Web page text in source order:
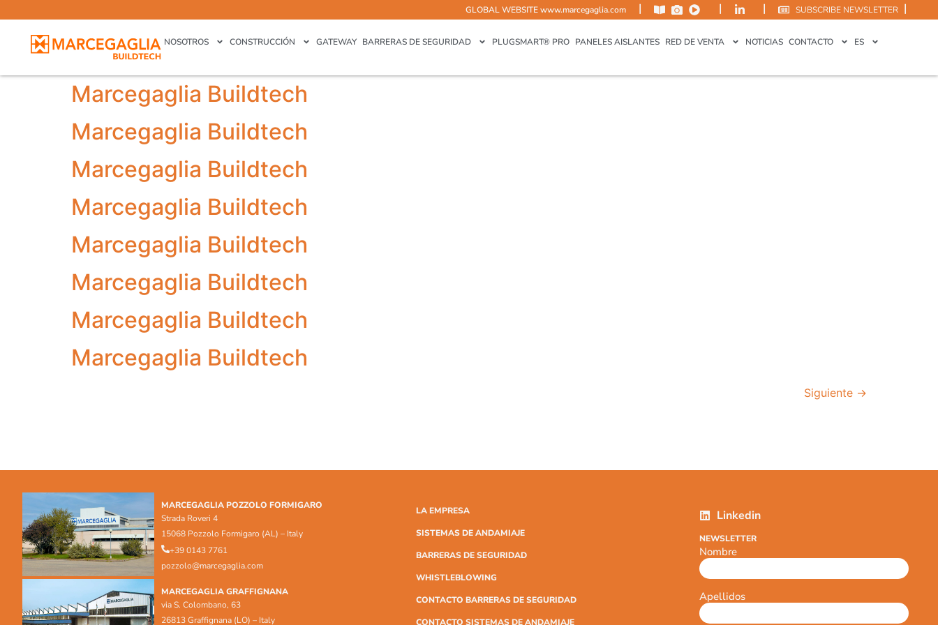
GLOBAL WEBSITEwww.marcegaglia.com | | | SUBSCRIBE NEWSLETTER |
NOSOTROS CONSTRUCCIÓN GATEWAY BARRERAS DE SEGURIDAD PLUGSMART® PRO PANELES AISLANTES RED DE VENTA NOTICIAS CONTACTO ES
Marcegaglia Buildtech
Marcegaglia Buildtech
Marcegaglia Buildtech
Marcegaglia Buildtech
Marcegaglia Buildtech
Marcegaglia Buildtech
Marcegaglia Buildtech
Marcegaglia Buildtech
Marcegaglia Buildtech
Marcegaglia Buildtech
Siguiente →
MARCEGAGLIA POZZOLO FORMIGARO
Strada Roveri 4
15068 Pozzolo Formigaro (AL) – Italy
+39 0143 7761
pozzolo@marcegaglia.com
MARCEGAGLIA GRAFFIGNANA
via S. Colombano, 63
26813 Graffignana (LO) – Italy
LA EMPRESA
SISTEMAS DE ANDAMIAJE
BARRERAS DE SEGURIDAD
WHISTLEBLOWING
CONTACTO BARRERAS DE SEGURIDAD
CONTACTO SISTEMAS DE ANDAMIAJE
Linkedin
NEWSLETTER
Nombre
Apellidos